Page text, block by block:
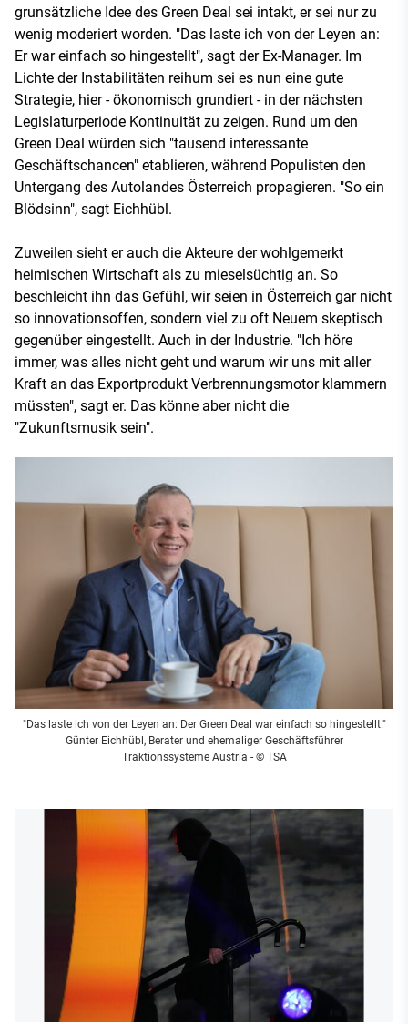
grunsätzliche Idee des Green Deal sei intakt, er sei nur zu
wenig moderiert worden. "Das laste ich von der Leyen an:
Er war einfach so hingestellt", sagt der Ex-Manager. Im
Lichte der Instabilitäten reihum sei es nun eine gute
Strategie, hier - ökonomisch grundiert - in der nächsten
Legislaturperiode Kontinuität zu zeigen. Rund um den
Green Deal würden sich "tausend interessante
Geschäftschancen" etablieren, während Populisten den
Untergang des Autolandes Österreich propagieren. "So ein
Blödsinn", sagt Eichhübl.
Zuweilen sieht er auch die Akteure der wohlgemerkt
heimischen Wirtschaft als zu mieselsüchtig an. So
beschleicht ihn das Gefühl, wir seien in Österreich gar nicht
so innovationsoffen, sondern viel zu oft Neuem skeptisch
gegenüber eingestellt. Auch in der Industrie. "Ich höre
immer, was alles nicht geht und warum wir uns mit aller
Kraft an das Exportprodukt Verbrennungsmotor klammern
müssten", sagt er. Das könne aber nicht die
"Zukunftsmusik sein".
"Das laste ich von der Leyen an: Der Green Deal war einfach so hingestellt."
Günter Eichhübl, Berater und ehemaliger Geschäftsführer
Traktionssysteme Austria - © TSA